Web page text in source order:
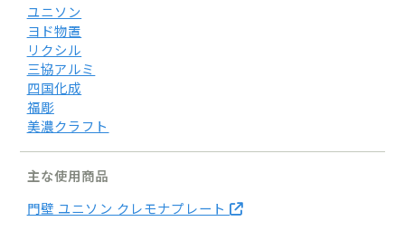
ユニソン
ヨド物置
リクシル
三協アルミ
四国化成
福彫
美濃クラフト
主な使用商品
門壁 ユニソン クレモナプレート